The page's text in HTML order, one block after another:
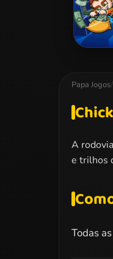
Papa Jogos/
A
e trilhos
Todas